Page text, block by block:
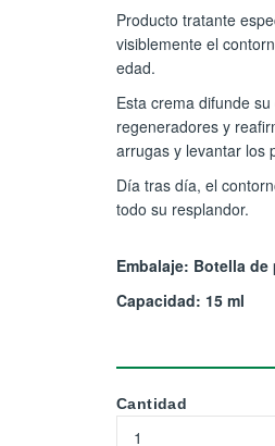
Producto tratante
visiblemente el
edad.
Esta crema difunde
regeneradores y
arrugas y levantar los
Día tras día, el
todo su resplandor.
Embalaje: Botella
Capacidad: 15 ml
Cantidad